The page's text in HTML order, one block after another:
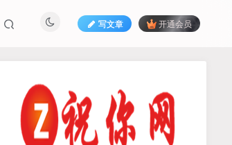
写文章 开通会员
TOP1